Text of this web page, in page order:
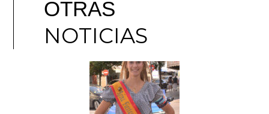
OTRAS
NOTICIAS